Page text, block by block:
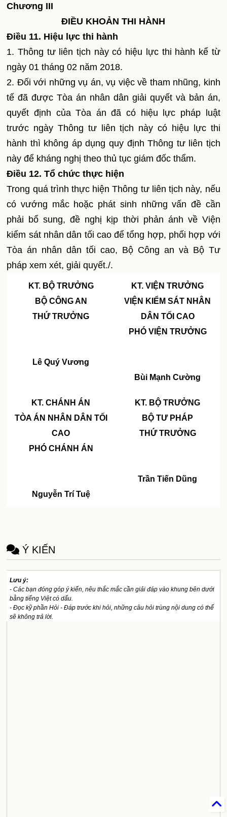
Chương III
ĐIỀU KHOẢN THI HÀNH
Điều 11. Hiệu lực thi hành
1. Thông tư liên tịch này có hiệu lực thi hành kể từ
ngày 01 tháng 02 năm 2018.
2. Đối với những vụ án, vụ việc về tham nhũng, kinh
tế đã được Tòa án nhân dân giải quyết và bản án,
quyết định của Tòa án đã có hiệu lực pháp luật
trước ngày Thông tư liên tịch này có hiệu lực thi
hành thì không áp dụng quy định Thông tư liên tịch
này để kháng nghị theo thủ tục giám đốc thẩm.
Điều 12. Tổ chức thực hiện
Trong quá trình thực hiện Thông tư liên tịch này, nếu
có vướng mắc hoặc phát sinh những vấn đề cần
phải bổ sung, đề nghị kịp thời phản ánh về Viện
kiểm sát nhân dân tối cao để tổng hợp, phối hợp với
Tòa án nhân dân tối cao, Bộ Công an và Bộ Tư
pháp xem xét, giải quyết./.
KT. BỘ TRƯỞNG
BỘ CÔNG AN
THỨ TRƯỞNG
LêQuý Vương
KT. VIỆN TRƯỞNG
VIỆN KIỂM SÁT NHÂN
DÂN TỐI CAO
PHÓ VIỆN TRƯỞNG
Bùi Mạnh Cường
KT. CHÁNH ÁN
TÒA ÁN NHÂN DÂN TỐI
CAO
PHÓ CHÁNH ÁN
Nguyễn Trí Tuệ
KT. BỘ TRƯỞNG
BỘ TƯ PHÁP
THỨ TRƯỞNG
Trần Tiến Dũng
Ý KIẾN
Lưu ý:
- Các bạn đóng góp ý kiến, nêu thắc mắc cần giải đáp vào khung bên dưới
bằng tiếng Việt có dấu.
- Đọc kỹ phần Hỏi - Đáp trước khi hỏi, những câu hỏi trùng nội dung có thể
sẽ không trả lời.